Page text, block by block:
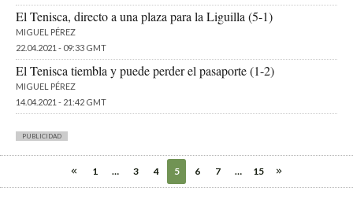
El Tenisca, directo a una plaza para la Liguilla (5-1)
MIGUEL PÉREZ
22.04.2021 - 09:33 GMT
El Tenisca tiembla y puede perder el pasaporte (1-2)
MIGUEL PÉREZ
14.04.2021 - 21:42 GMT
PUBLICIDAD
1 … 3 4 5 6 7 … 15